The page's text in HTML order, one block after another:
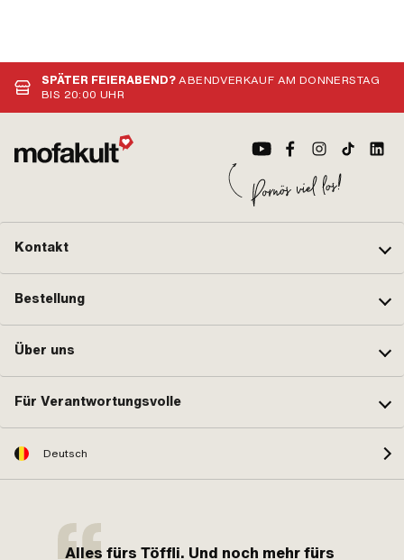
SPÄTER FEIERABEND?ABENDVERKAUF AM DONNERSTAG
BIS 20:00 UHR
Kontakt
Bestellung
Über uns
Für Verantwortungsvolle
Deutsch
Alles fürs Töffli. Und noch mehr fürs